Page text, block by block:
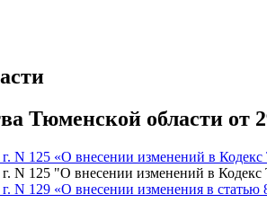
Тюменской области от
N 125 «О внесении изменений в
N 125 "О внесении изменений в
N 129 «О внесении изменения в